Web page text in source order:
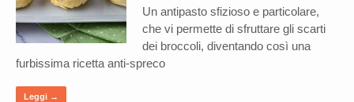
Un antipasto sfizioso e particolare,
che vi permette di sfruttare gli scarti
dei broccoli, diventando così una
furbissima ricetta anti-spreco
Leggi →